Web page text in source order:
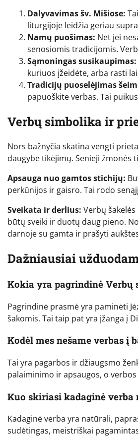
Dalyvavimas šv. Mišiose:
liturgijoje leidžia geriau
Namų puošimas: Net jei
senosiomis tradicijomis.
Sąmoningas susikaupimas:
kuriuos įžeidėte, arba rasti
Tradicijų puoselėjimas
papuoškite verbas. Tai
Verbų simbolika ir
Nors bažnyčia skatina vengti
daugybe tikėjimų. Senieji žmonės
Apsauga nuo gamtos stichijų:
perkūnijos ir gaisro. Tai rodo
Sveikata ir derlius: Verbų
būtų sveiki ir duotų daug pieno.
darnoje su gamta ir prašyti
Dažniausiai
Kokia yra pagrindinė Verbų
Pagrindinė prasmė yra paminėti
šakomis. Tai taip pat yra įžanga į
Kodėl mes nešame verbas į
Tai yra pagarbos ir džiaugsmo
palaiminimo ir apsaugos, o
Kuo skiriasi kadaginė verba
Kadaginė verba yra natūrali,
sudėtingas, meistriškai